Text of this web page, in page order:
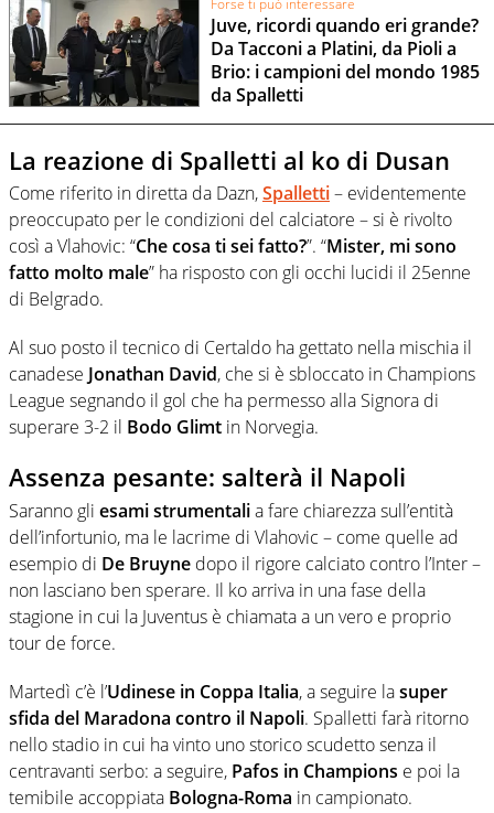
Forse ti può interessare
Juve, ricordi quando eri grande?
Da Tacconi a Platini, da Pioli a
Brio: i campioni del mondo 1985
da Spalletti
La reazione di Spalletti al ko di Dusan
Come riferito in diretta da Dazn,Spalletti– evidentemente
preoccupato per le condizioni del calciatore – si è rivolto
così a Vlahovic: “Che cosa ti sei fatto?”. “Mister, mi sono
fatto molto male” ha risposto con gli occhi lucidi il 25enne
di Belgrado.
Al suo posto il tecnico di Certaldo ha gettato nella mischia il
canadese Jonathan David, che si è sbloccato in Champions
League segnando il gol che ha permesso alla Signora di
superare 3-2 il Bodo Glimt in Norvegia.
Assenza pesante: salterà il Napoli
Saranno gli esami strumentalia fare chiarezza sull’entità
dell’infortunio, ma le lacrime di Vlahovic – come quelle ad
esempio di De Bruyne dopo il rigore calciato contro l’Inter –
non lasciano ben sperare. Il ko arriva in una fase della
stagione in cui la Juventus è chiamata a un vero e proprio
tour de force.
Martedì c’è l’Udinese in Coppa Italia, a seguire lasuper
sfida del Maradona contro il Napoli. Spalletti farà ritorno
nello stadio in cui ha vinto uno storico scudetto senza il
centravanti serbo: a seguire, Pafos in Champions e poi la
temibile accoppiata Bologna-Roma in campionato.